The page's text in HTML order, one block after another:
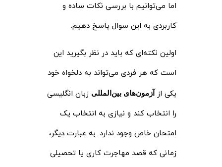
اما می‌توانیم با بررسی نکات ساده و
کاربردی به این سوال پاسخ دهیم.
اولین نکته‌ای که باید در نظر بگیرید این
است که هر فردی می‌تواند به دلخواه خود
یکی از
آزمون‌های بین‌المللی زبان انگلیسی
را انتخاب کند و نیازی به انتخاب یک
امتحان خاص وجود ندارد. به عبارت دیگر،
زمانی که قصد مهاجرت کاری یا تحصیلی